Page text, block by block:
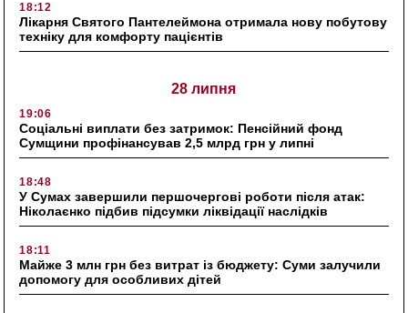
18:12
Лікарня Святого Пантелеймона отримала нову побутову
техніку для комфорту пацієнтів
28 липня
19:06
Соціальні виплати без затримок: Пенсійний фонд
Сумщини профінансував 2,5 млрд грн у липні
18:48
У Сумах завершили першочергові роботи після атак:
Ніколаєнко підбив підсумки ліквідації наслідків
18:11
Майже 3 млн грн без витрат із бюджету: Суми залучили
допомогу для особливих дітей